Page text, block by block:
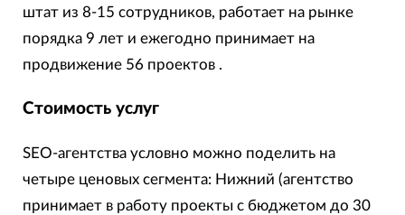
штат из 8-15 сотрудников, работает на рынке
порядка 9 лет и ежегодно принимает на
продвижение 56 проектов .
Стоимость услуг
SEO-агентства условно можно поделить на
четыре ценовых сегмента: Нижний (агентство
принимает в работу проекты с бюджетом до 30